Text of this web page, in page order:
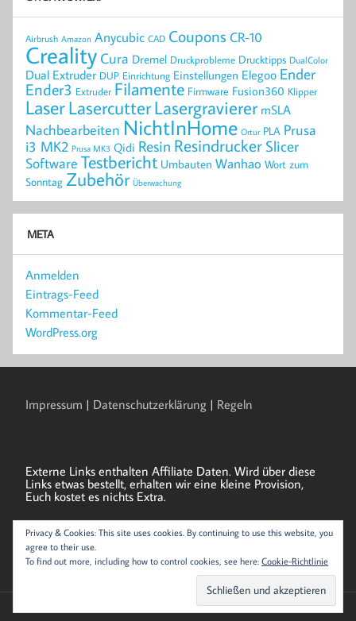
Airbrush Amazon Anycubic CAD Coupons CR-10
Creality Cura Dremel Druckprobleme Drucktipps DualColor
Dual Extruder DUP Einrichtung Einstellungen Elegoo Ender
Ender3 Extruder Filamente Firmware Fusion360 Klipper
LaserLasercutterLasergravierer mSLA
Nachbearbeiten NichtInHome Ortur PLA Prusa
i3 MK2 Prusa MK3 Qidi Resin Resindrucker Slicer
Software Testbericht Umbauten Wanhao Wort zum
Sonntag Zubehör Überwachung
META
Anmelden
Eintrags-Feed
Kommentar-Feed
WordPress.org
Impressum | Datenschutzerklärung | Regeln
Externe Links enthalten Affiliate Daten. Wird über diese
Links etwas bestellt, erhalten wir eine kleine Provision,
Euch kostet es nichts Extra.
Als Amazon-Partner verdienen wir an qualifizierten
Verkäufen.
Privacy & Cookies: This site uses cookies. By continuing to use this website, you
agree to their use.
To find out more, including how to control cookies, see here: Cookie-Richtlinie